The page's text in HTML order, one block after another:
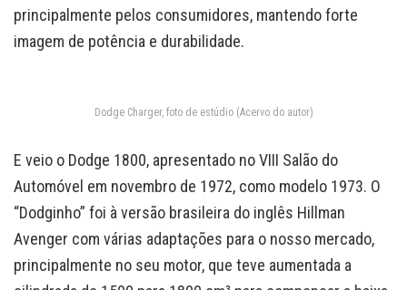
principalmente pelos consumidores, mantendo forte
imagem de potência e durabilidade.
Dodge Charger, foto de estúdio (Acervo do autor)
E veio o Dodge 1800, apresentado no VIII Salão do
Automóvel em novembro de 1972, como modelo 1973. O
“Dodginho” foi à versão brasileira do inglês Hillman
Avenger com várias adaptações para o nosso mercado,
principalmente no seu motor, que teve aumentada a